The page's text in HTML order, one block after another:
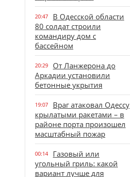
20:47
В Одесской области
80 солдат строили
командиру дом с
бассейном
20:29
От Ланжерона до
Аркадии установили
бетонные укрытия
19:07
Враг атаковал Одессу
крылатыми ракетами – в
районе порта произошел
масштабный пожар
00:14
Газовый или
угольный гриль: какой
вариант лучше для